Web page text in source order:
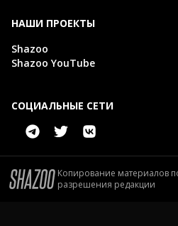
НАШИ ПРОЕКТЫ
Shazoo
Shazoo YouTube
СОЦИАЛЬНЫЕ СЕТИ
Копирование материалов
разрешения редакции